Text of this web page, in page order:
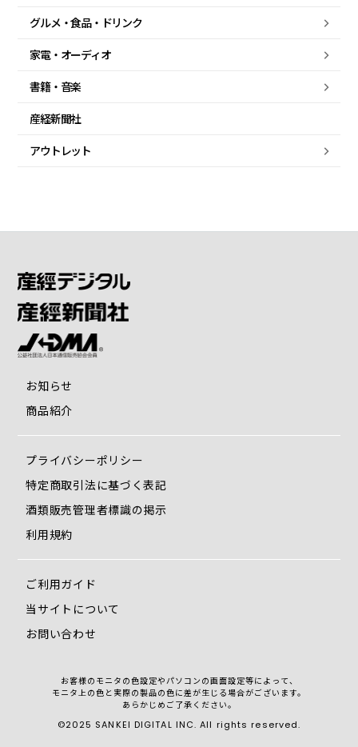
グルメ・食品・ ドリンク
家電・ オーディオ
書籍・音楽
産経新聞社
アウトレット
お知らせ
商品紹介
プライバシーポリシー
特定商取引法に基づく表記
酒類販売管理者標識の掲示
利用規約
ご利用ガイド
当サイトについて
お問い合わせ
お客様のモニタの色設定やパソコンの画面設定等によって、
モニタ上の色と実際の製品の色に差が生じる場合がございます。
あらかじめご了承ください。
©2025 SANKEI DIGITAL INC. All rights reserved.